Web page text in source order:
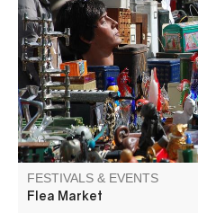
trouver de jolis petits
auprès de Béatrice
FESTIVALS & EVENTS
Flea Market